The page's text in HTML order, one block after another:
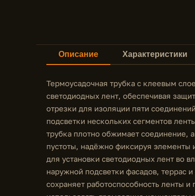
Описание Характеристики
Термоусадочная трубка с клеевым
светодиодных лент, обеспечивая
отрезки для изоляции пяти
подсветки нескольких сегментов
трубка плотно обжимает соединение,
пустоты, надёжно фиксируя элементы
для установки светодиодных лент во
наружной подсветки фасадов, террас
сохраняет работоспособность ленты